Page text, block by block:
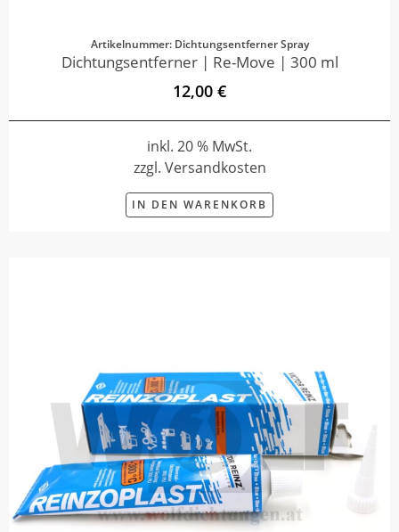
Artikelnummer: Dichtungsentferner Spray
Dichtungsentferner | Re-Move | 300 ml
12,00 €
inkl. 20 % MwSt.
zzgl. Versandkosten
IN DEN WARENKORB